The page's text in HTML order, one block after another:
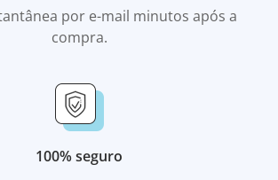
por e-mail minutos após a
compra.
100% seguro